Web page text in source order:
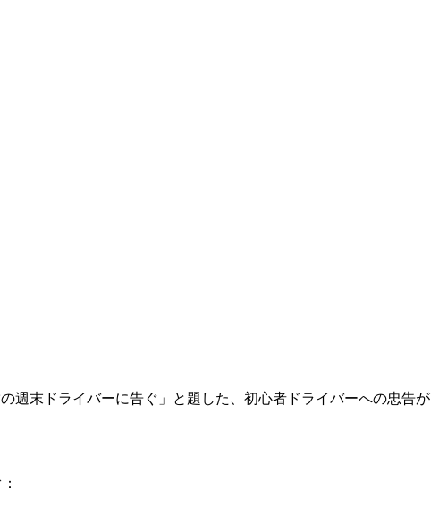
週末ドライバーに告ぐ」と題した、初心者ドライバーへの忠告が